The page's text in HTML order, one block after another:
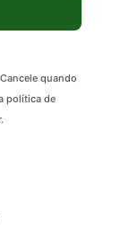
quando
política de